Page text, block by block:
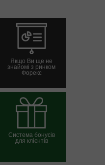
Якщо Ви ще не
знайомі з ринком
Форекс
Відкрити демо-
рахунок
Система бонусів
для клієнтів